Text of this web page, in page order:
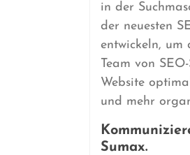
in der
der neuesten
entwickeln, um
Team von
Website
und mehr
Sumax.